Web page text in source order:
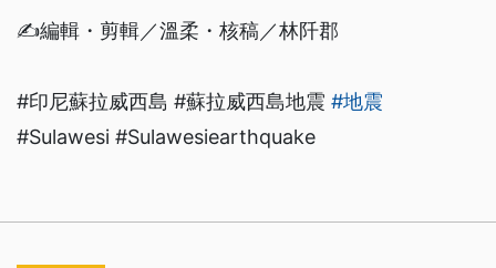
✍️編輯・剪輯／溫柔・核稿／林阡郡
#印尼蘇拉威西島 #蘇拉威西島地震 #地震
#Sulawesi #Sulawesiearthquake